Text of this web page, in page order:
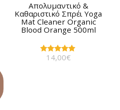
Απολυμαντικό &
Καθαριστικό Σπρέι Yoga
Mat Cleaner Οrganic
Blood Orange 500ml
Βαθμολογήθηκε
14,00€